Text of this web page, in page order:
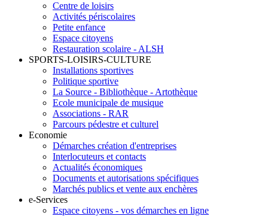
Centre de loisirs
Activités périscolaires
Petite enfance
Espace citoyens
Restauration scolaire - ALSH
SPORTS-LOISIRS-CULTURE
Installations sportives
Politique sportive
La Source - Bibliothèque - Artothèque
Ecole municipale de musique
Associations - RAR
Parcours pédestre et culturel
Economie
Démarches création d'entreprises
Interlocuteurs et contacts
Actualités économiques
Documents et autorisations spécifiques
Marchés publics et vente aux enchères
e-Services
Espace citoyens - vos démarches en ligne